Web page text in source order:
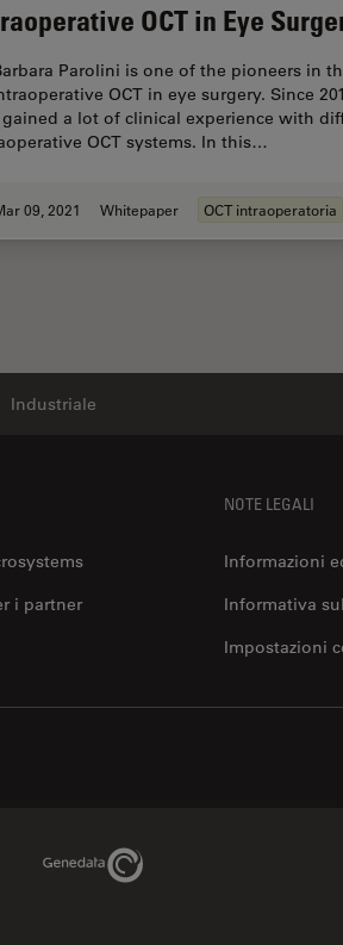
OCT in Eye
Parolini is one of the pioneers in
OCT in eye surgery. Since
gained a lot of clinical experience with
OCT systems. In this…
09, 2021 Whitepaper OCT intraoperatoria
Industriale
i partner
NOTE LEGALI
Informazioni
Informativa
Impostazioni
Genedata Link